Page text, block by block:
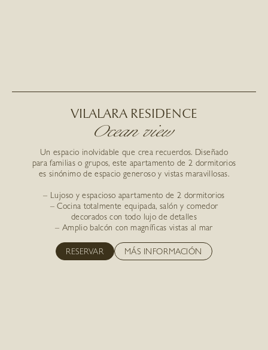
VILALARA RESIDENCE
Ocean view
Un espacio inolvidable que crea recuerdos. Diseñado
para familias o grupos, este apartamento de 2 dormitorios
es sinónimo de espacio generoso y vistas maravillosas.
– Lujoso y espacioso apartamento de 2 dormitorios
– Cocina totalmente equipada, salón y comedor
decorados con todo lujo de detalles
– Amplio balcón con magníficas vistas al mar
RESERVAR MÁS INFORMACIÓN